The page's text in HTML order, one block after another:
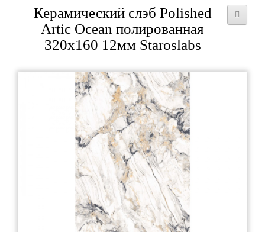
Керамический слэб Polished
Artic Ocean полированная
320x160 12мм Staroslabs